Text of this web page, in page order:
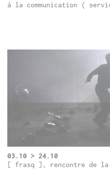
à la communication (
03.10 > 24.10
[ frasq ], rencontre de la